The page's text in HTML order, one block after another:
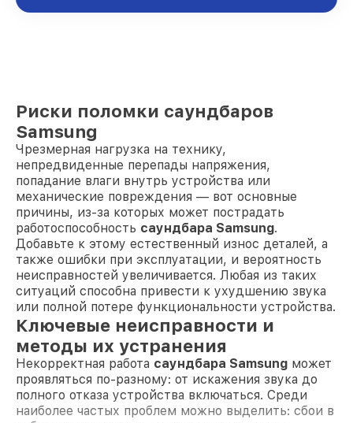
Риски поломки саундбаров
Samsung
Чрезмерная нагрузка на технику,
непредвиденные перепады напряжения,
попадание влаги внутрь устройства или
механические повреждения — вот основные
причины, из-за которых может пострадать
работоспособность саундбара Samsung.
Добавьте к этому естественный износ деталей, а
также ошибки при эксплуатации, и вероятность
неисправностей увеличивается. Любая из таких
ситуаций способна привести к ухудшению звука
или полной потере функциональности устройства.
Ключевые неисправности и
методы их устранения
Некорректная работа саундбара Samsung может
проявляться по-разному: от искажения звука до
полного отказа устройства включаться. Среди
наиболее частых проблем можно выделить: сбои в